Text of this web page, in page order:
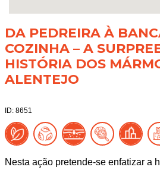
DA PEDREIRA À
COZINHA – A
HISTÓRIA DOS
ALENTEJO
ID: 8651
Nesta ação pretende-se enfatizar a